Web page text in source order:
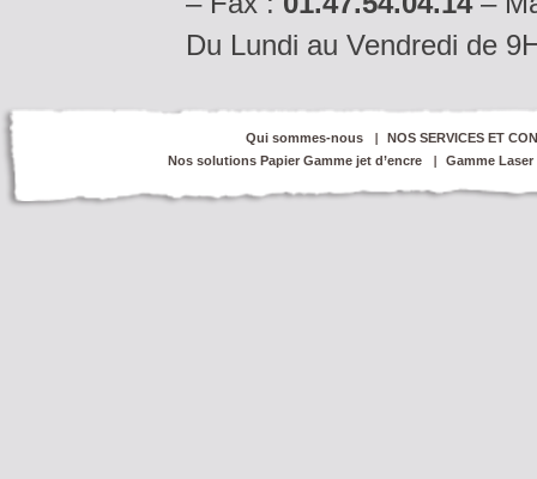
Du Lundi au Vendredi de
Qui sommes-nous
NOS SERVICES ET
Nos solutions Papier Gamme jet d’encre
Gamme Laser